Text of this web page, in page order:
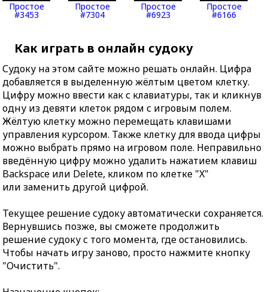
Простое
#3453
Простое
#7304
Простое
#6923
Простое
#6166
Как играть в онлайн судоку
Судоку на этом сайте можно решать онлайн. Цифра
добавляется в выделенную жёлтым цветом клетку.
Цифру можно ввести как с клавиатуры, так и кликнув
одну из девяти клеток рядом с игровым полем.
Жёлтую клетку можно перемещать клавишами
управления курсором. Также клетку для ввода цифры
можно выбрать прямо на игровом поле. Неправильно
введённую цифру можно удалить нажатием клавиш
Backspace или Delete, кликом по клетке "X"
или заменить другой цифрой.
Текущее решение судоку автоматически сохраняется.
Вернувшись позже, вы сможете продолжить
решение судоку с того момента, где остановились.
Чтобы начать игру заново, просто нажмите кнопку
"Очистить".